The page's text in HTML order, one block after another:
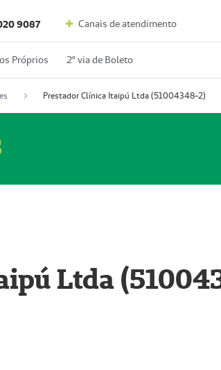
9087 Canais de atendimento
Próprios 2º via de Boleto
Prestador Clínica Itaipú Ltda (51004348-2)
Ltda